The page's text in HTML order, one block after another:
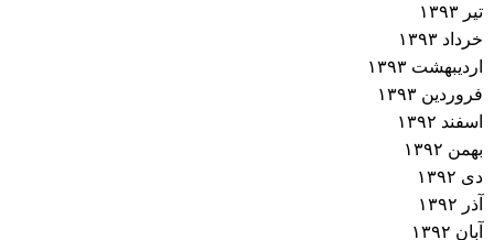
تیر ۱۳۹۳
خرداد ۱۳۹۳
اردیبهشت ۱۳۹۳
فروردین ۱۳۹۳
اسفند ۱۳۹۲
بهمن ۱۳۹۲
دی ۱۳۹۲
آذر ۱۳۹۲
آبان ۱۳۹۲